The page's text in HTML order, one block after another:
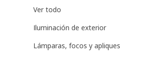
Ver todo
Iluminación de exterior
Lámparas, focos y apliques